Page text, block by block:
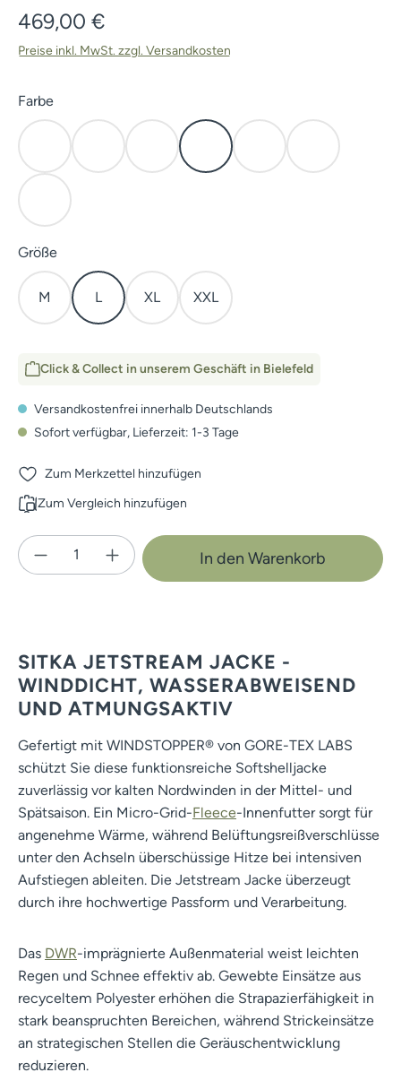
Regulärer Preis:
469,00 €
Preise inkl. MwSt. zzgl. Versandkosten
Farbeauswählen
Mud Open Country
Subalpine Waterfowl MarshWaterfowl Timber
Blaze Orange
Elevated II
Größeauswählen
M L XL XXL
Click & Collect in unserem Geschäft in Bielefeld
Versandkostenfrei innerhalb Deutschlands
Sofort verfügbar, Lieferzeit: 1-3 Tage
Zum Merkzettel hinzufügen
Zum Vergleich hinzufügen
Produkt Anzahl: Gib den gewünschten
In den Warenkorb
SITKA JETSTREAM JACKE -
WINDDICHT, WASSERABWEISEND
UND ATMUNGSAKTIV
Gefertigt mit WINDSTOPPER® von GORE-TEX LABS
schützt Sie diese funktionsreiche Softshelljacke
zuverlässig vor kalten Nordwinden in der Mittel- und
Spätsaison. Ein Micro-Grid-Fleece-Innenfutter sorgt für
angenehme Wärme, während Belüftungsreißverschlüsse
unter den Achseln überschüssige Hitze bei intensiven
Aufstiegen ableiten. Die Jetstream Jacke überzeugt
durch ihre hochwertige Passform und Verarbeitung.
Das DWR-imprägnierte Außenmaterial weist leichten
Regen und Schnee effektiv ab. Gewebte Einsätze aus
recyceltem Polyester erhöhen die Strapazierfähigkeit in
stark beanspruchten Bereichen, während Strickeinsätze
an strategischen Stellen die Geräuschentwicklung
reduzieren.